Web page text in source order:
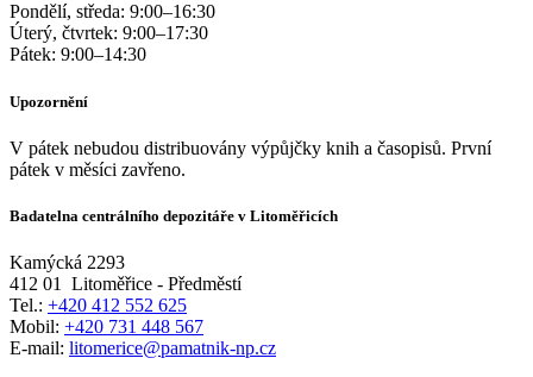
Pondělí, středa: 9:00–16:30
Úterý, čtvrtek: 9:00–17:30
Pátek: 9:00–14:30
Upozornění
V pátek nebudou distribuovány výpůjčky knih a časopisů. První
pátek v měsíci zavřeno.
Badatelna centrálního depozitáře v Litoměřicích
Kamýcká 2293
412 01
Litoměřice - Předměstí
Tel.: +420 412 552 625
Mobil: +420 731 448 567
E-mail: litomerice@pamatnik-np.cz